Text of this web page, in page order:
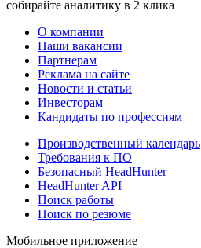
собирайте аналитику в 2 клика
О компании
Наши вакансии
Партнерам
Реклама на сайте
Новости и статьи
Инвесторам
Кандидаты по профессиям
Производственный календарь
Требования к ПО
Безопасный HeadHunter
HeadHunter API
Поиск работы
Поиск по резюме
Мобильное приложение